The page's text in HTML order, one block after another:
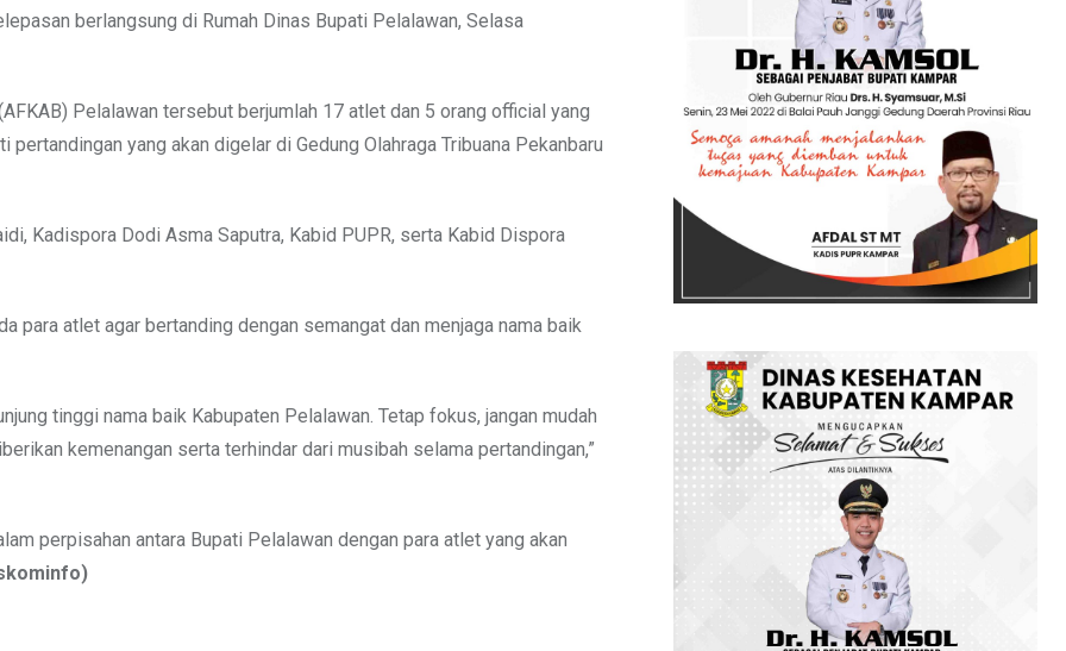
berlangsung di Rumah Dinas Bupati Pelalawan, Selasa
Pelalawan tersebut berjumlah 17 atlet dan 5 orang official yang
yang akan digelar di Gedung Olahraga Tribuana Pekanbaru
Kadispora Dodi Asma Saputra, Kabid PUPR, serta Kabid Dispora
para atlet agar bertanding dengan semangat dan menjaga nama baik
tinggi nama baik Kabupaten Pelalawan. Tetap fokus, jangan mudah
kemenangan serta terhindar dari musibah selama pertandingan,”
perpisahan antara Bupati Pelalawan dengan para atlet yang akan